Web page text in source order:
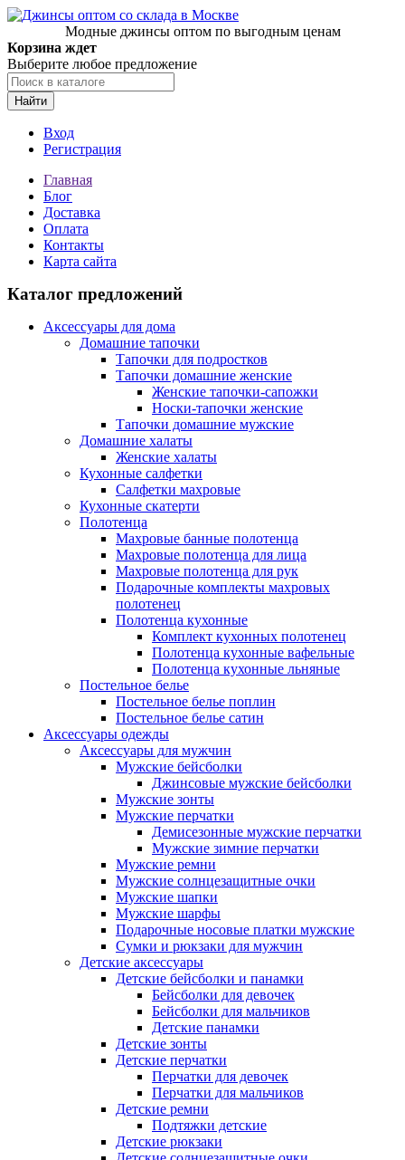
Модные джинсы оптом по выгодным ценам
Корзина ждет
Выберите любое предложение
Найти
Вход
Регистрация
Главная
Блог
Доставка
Оплата
Контакты
Карта сайта
Каталог предложений
Аксессуары для дома
Домашние тапочки
Тапочки для подростков
Тапочки домашние женские
Женские тапочки-сапожки
Носки-тапочки женские
Тапочки домашние мужские
Домашние халаты
Женские халаты
Кухонные салфетки
Салфетки махровые
Кухонные скатерти
Полотенца
Махровые банные полотенца
Махровые полотенца для лица
Махровые полотенца для рук
Подарочные комплекты махровых
полотенец
Полотенца кухонные
Комплект кухонных полотенец
Полотенца кухонные вафельные
Полотенца кухонные льняные
Постельное белье
Постельное белье поплин
Постельное белье сатин
Аксессуары одежды
Аксессуары для мужчин
Мужские бейсболки
Джинсовые мужские бейсболки
Мужские зонты
Мужские перчатки
Демисезонные мужские перчатки
Мужские зимние перчатки
Мужские ремни
Мужские солнцезащитные очки
Мужские шапки
Мужские шарфы
Подарочные носовые платки мужские
Сумки и рюкзаки для мужчин
Детские аксессуары
Детские бейсболки и панамки
Бейсболки для девочек
Бейсболки для мальчиков
Детские панамки
Детские зонты
Детские перчатки
Перчатки для девочек
Перчатки для мальчиков
Детские ремни
Подтяжки детские
Детские рюкзаки